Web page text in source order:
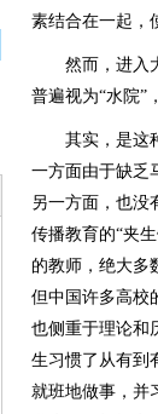
素结合在一起，
然而，进入大
普遍视为“水院”
其实，是这种
一方面由于缺乏
另一方面，也没
传播教育的“夹
的教师，绝大多
但中国许多高校
也侧重于理论和
生习惯了从有到
就班地做事，并